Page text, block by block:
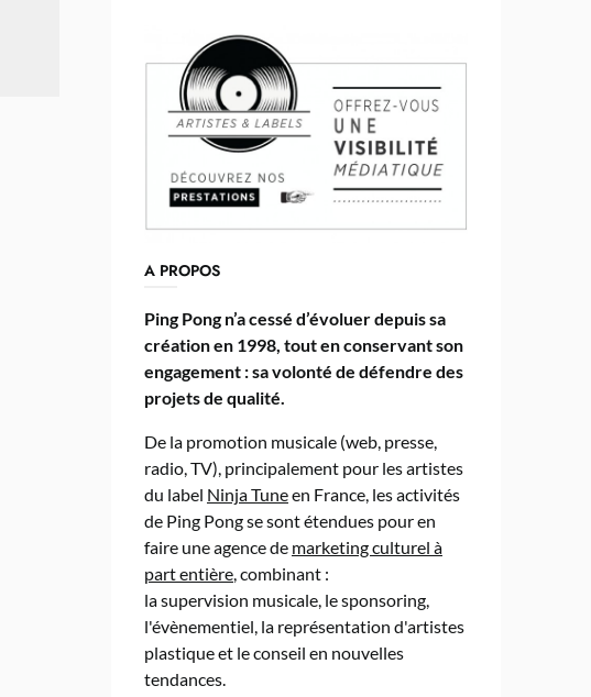
A PROPOS
Ping Pong n’a cessé d’évoluer depuis sa
création en 1998, tout en conservant son
engagement : sa volonté de défendre des
projets de qualité.
De la promotion musicale (web, presse,
radio, TV), principalement pour les artistes
du label Ninja Tuneen France, les activités
de Ping Pong se sont étendues pour en
faire une agence de marketing culturel à
part entière, combinant :
la supervision musicale, le sponsoring,
l'évènementiel, la représentation d'artistes
plastique et le conseil en nouvelles
tendances.